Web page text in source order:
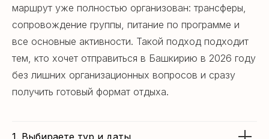
маршрут уже полностью организован: трансферы,
сопровождение группы, питание по программе и
все основные активности. Такой подход подходит
тем, кто хочет отправиться в Башкирию в 2026 году
без лишних организационных вопросов и сразу
получить готовый формат отдыха.
Написать в Telegram
Или оставьте заявку и мы свяжемся
Оставить заявку